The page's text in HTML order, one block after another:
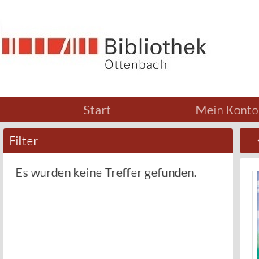
Start Mein Konto
Filter
Es wurden keine Treffer gefunden.